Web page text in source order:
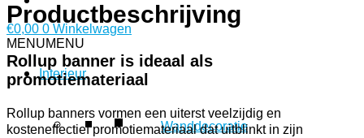
€0,00 0 Winkelwagen
MENUMENU
Interieur
Wanddecoratie
Productbeschrijving
Rollup banner is ideaal als
promotiemateriaal
Rollup banners vormen een uiterst veelzijdig en
kosteneffectief promotiemateriaal dat uitblinkt in zijn